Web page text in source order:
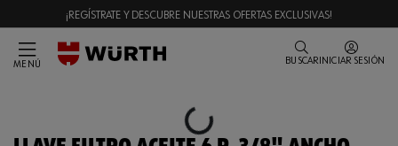
¡REGÍSTRATE Y DESCUBRE NUESTRAS OFERTAS EXCLUSIVAS!
MENÚ BUSCAR INICIAR SESIÓN
Loading...